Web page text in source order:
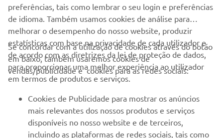
EMPRESA
MAIS YAMAHA
preferências, tais como lembrar o seu login e preferências
de idioma. Também usamos cookies de análise para
melhorar o desempenho do nosso website, produzir
estatísticas com base na privacidade de cada utilizador e
de acordo com as diretrizes da lei de proteção de dados,
para proporcionar uma melhor experiência ao utilizador
em termos de produtos e serviços.
Se concordar com a utilização de cookies através do botão
em baixo, também usaremos cookies de
vendas/publicidade e cookies para as redes sociais:
Cookies de Publicidade para mostrar os anúncios
mais relevantes dos nossos produtos e serviços
disponíveis no nosso website e de terceiros,
incluindo as plataformas de redes sociais, tais como